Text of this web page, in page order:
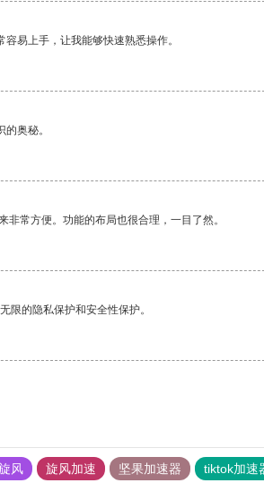
易上手，让我能够快速熟悉操作。
奥秘。
常方便。功能的布局也很合理，一目了然。
限的隐私保护和安全性保护。
风 旋风加速 坚果加速器 tiktok加速